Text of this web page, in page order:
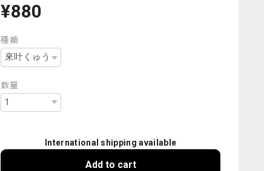
¥880
種類
数量
International shipping available
Add to cart